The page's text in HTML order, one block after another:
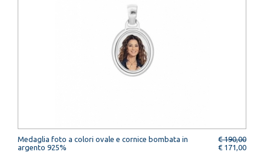
Medaglia foto a colori ovale e cornice bombata in
argento 925%
€ 190,00
€ 171,00